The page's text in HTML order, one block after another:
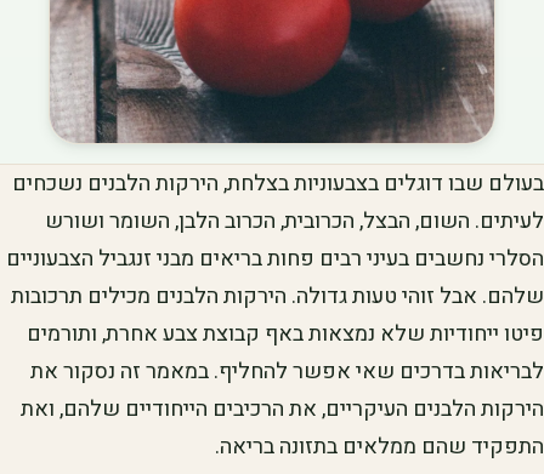
בעולם שבו דוגלים בצבעוניות בצלחת, הירקות הלבנים נשכחים
לעיתים. השום, הבצל, הכרובית, הכרוב הלבן, השומר ושורש
הסלרי נחשבים בעיני רבים פחות בריאים מבני זנגביל הצבעוניים
שלהם. אבל זוהי טעות גדולה. הירקות הלבנים מכילים תרכובות
פיטו ייחודיות שלא נמצאות באף קבוצת צבע אחרת, ותורמים
לבריאות בדרכים שאי אפשר להחליף. במאמר זה נסקור את
הירקות הלבנים העיקריים, את הרכיבים הייחודיים שלהם, ואת
התפקיד שהם ממלאים בתזונה בריאה.